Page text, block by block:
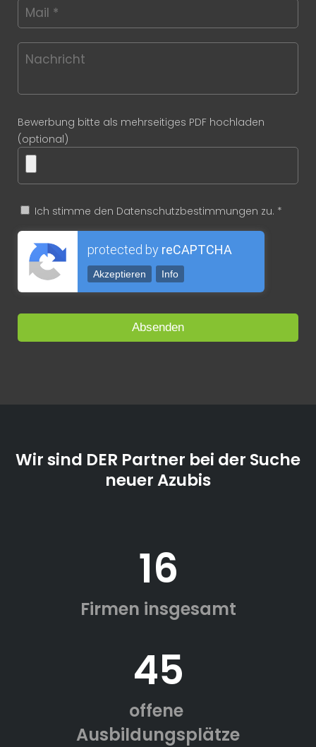
Bewerbung bitte als mehrseitiges PDF hochladen
(optional)
Ich stimme den Datenschutzbestimmungen zu. *
protected by reCAPTCHA
Akzeptieren Info
Wir sind DER Partner bei der Suche
neuer Azubis
16
Firmen insgesamt
45
offene
Ausbildungsplätze